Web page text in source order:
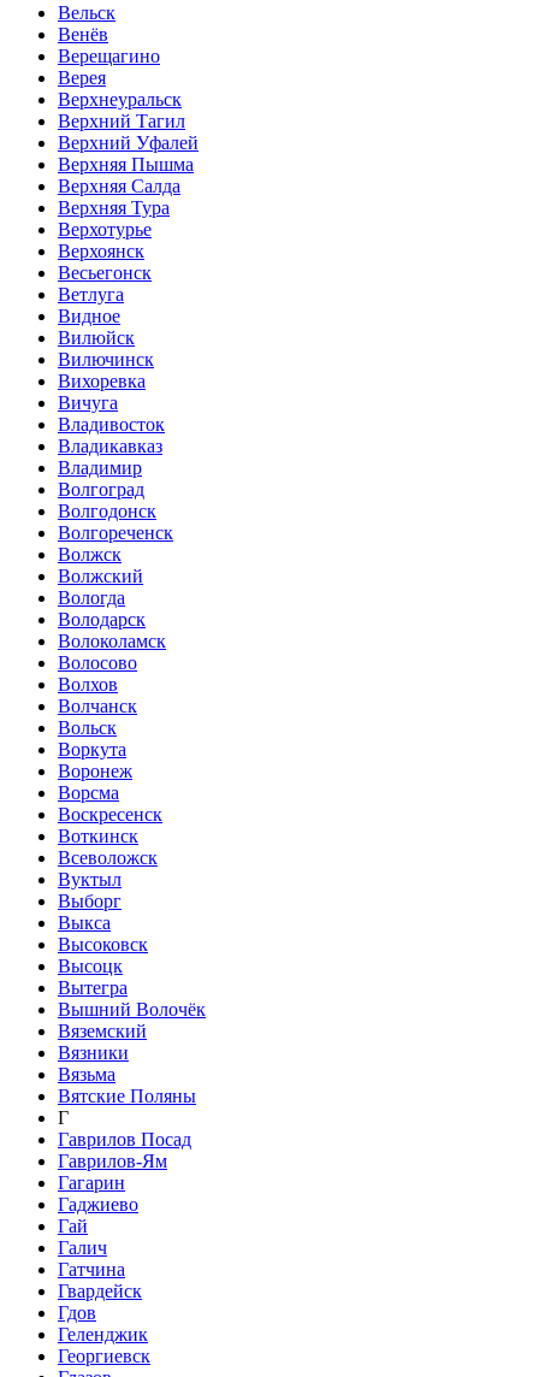
Вельск
Венёв
Верещагино
Верея
Верхнеуральск
Верхний Тагил
Верхний Уфалей
Верхняя Пышма
Верхняя Салда
Верхняя Тура
Верхотурье
Верхоянск
Весьегонск
Ветлуга
Видное
Вилюйск
Вилючинск
Вихоревка
Вичуга
Владивосток
Владикавказ
Владимир
Волгоград
Волгодонск
Волгореченск
Волжск
Волжский
Вологда
Володарск
Волоколамск
Волосово
Волхов
Волчанск
Вольск
Воркута
Воронеж
Ворсма
Воскресенск
Воткинск
Всеволожск
Вуктыл
Выборг
Выкса
Высоковск
Высоцк
Вытегра
Вышний Волочёк
Вяземский
Вязники
Вязьма
Вятские Поляны
Г
Гаврилов Посад
Гаврилов-Ям
Гагарин
Гаджиево
Гай
Галич
Гатчина
Гвардейск
Гдов
Геленджик
Георгиевск